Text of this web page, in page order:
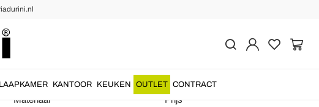
KANTOOR KEUKEN OUTLET CONTRACT
in te Richten
Materiaal Prijs